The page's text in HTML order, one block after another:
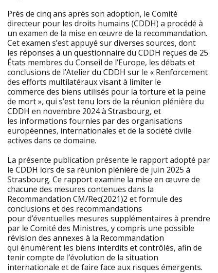
Près de cinq ans après son adoption, le Comité
directeur pour les droits humains (CDDH) a procédé à
un examen de la mise en œuvre de la recommandation.
Cet examen s’est appuyé sur diverses sources, dont
les réponses à un questionnaire du CDDH reçues de 25
États membres du Conseil de l’Europe, les débats et
conclusions de l’Atelier du CDDH sur le « Renforcement
des efforts multilatéraux visant à limiter le
commerce des biens utilisés pour la torture et la peine
de mort », qui s’est tenu lors de la réunion plénière du
CDDH en novembre 2024 à Strasbourg, et
les informations fournies par des organisations
européennes, internationales et de la société civile
actives dans ce domaine.
La présente publication présente le rapport adopté par
le CDDH lors de sa réunion plénière de juin 2025 à
Strasbourg. Ce rapport examine la mise en œuvre de
chacune des mesures contenues dans la
Recommandation CM/Rec(2021)2 et formule des
conclusions et des recommandations
pour d’éventuelles mesures supplémentaires à prendre
par le Comité des Ministres, y compris une possible
révision des annexes à la Recommandation
qui énumèrent les biens interdits et contrôlés, afin de
tenir compte de l’évolution de la situation
internationale et de faire face aux risques émergents.